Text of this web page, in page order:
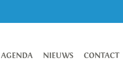
AGENDA NIEUWS CONTACT